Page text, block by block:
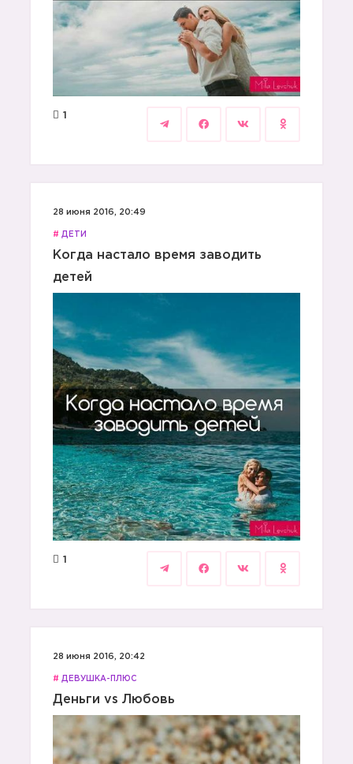
1
28 июня 2016, 20:49
# ДЕТИ
Когда настало время заводить
детей
1
28 июня 2016, 20:42
# ДЕВУШКА-ПЛЮС
Деньги vs Любовь